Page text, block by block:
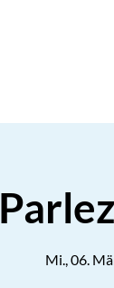
Mi., 06.